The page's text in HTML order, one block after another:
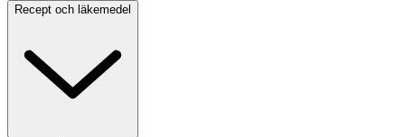
Recept och läkemedel